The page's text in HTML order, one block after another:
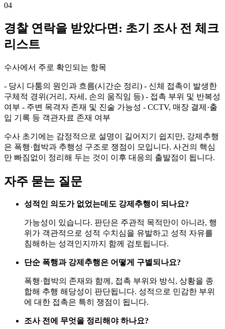
04
경찰 연락을 받았다면: 초기 조사 전 체크
리스트
수사에서 주로 확인되는 항목
- 당시 다툼의 원인과 흐름(시간순 정리) - 신체 접촉이 발생한
구체적 경위(거리, 자세, 손의 움직임 등) - 접촉 부위 및 반복성
여부 - 주변 목격자 존재 및 진술 가능성 - CCTV, 매장 결제·출
입 기록 등 객관자료 존재 여부
수사 초기에는 감정적으로 설명이 길어지기 쉽지만, 강제추행
은 폭행·협박과 추행성 구조로 쟁점이 모입니다. 사건의 핵심
만 빠짐없이 정리해 두는 것이 이후 대응의 출발점이 됩니다.
자주 묻는 질문
성적인 의도가 없었는데도 강제추행이 되나요?
가능성이 있습니다. 판단은 주관적 목적만이 아니라, 행
위가 객관적으로 성적 수치심을 유발하고 성적 자유를
침해하는 성격인지까지 함께 검토됩니다.
단순 폭행과 강제추행은 어떻게 구별되나요?
폭행·협박의 존재와 함께, 접촉 부위와 방식, 상황을 종
합해 추행 해당성이 판단됩니다. 성적으로 민감한 부위
에 대한 접촉은 특히 쟁점이 됩니다.
조사 전에 무엇을 정리해야 하나요?